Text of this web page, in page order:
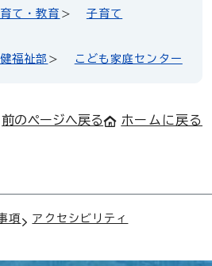
て・教育
子育て
福祉部 こども家庭センター
前のページへ戻る ホームに戻る
項
アクセシビリティ